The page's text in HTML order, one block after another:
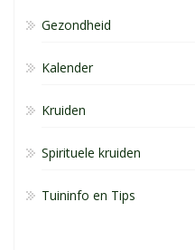
Gezondheid
Kalender
Kruiden
Spirituele kruiden
Tuininfo en Tips